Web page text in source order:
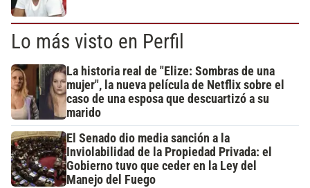
Lo más visto en Perfil
La historia real de "Elize: Sombras de una
mujer", la nueva película de Netflix sobre el
caso de una esposa que descuartizó a su
marido
El Senado dio media sanción a la
Inviolabilidad de la Propiedad Privada: el
Gobierno tuvo que ceder en la Ley del
Manejo del Fuego